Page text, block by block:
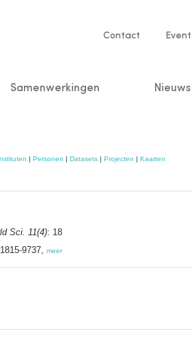
Service
Contact
Samenwerkingen Nieuws
| Personen | Datasets| Projecten | Kaarten
Sci. 11(4): 18
9737, meer